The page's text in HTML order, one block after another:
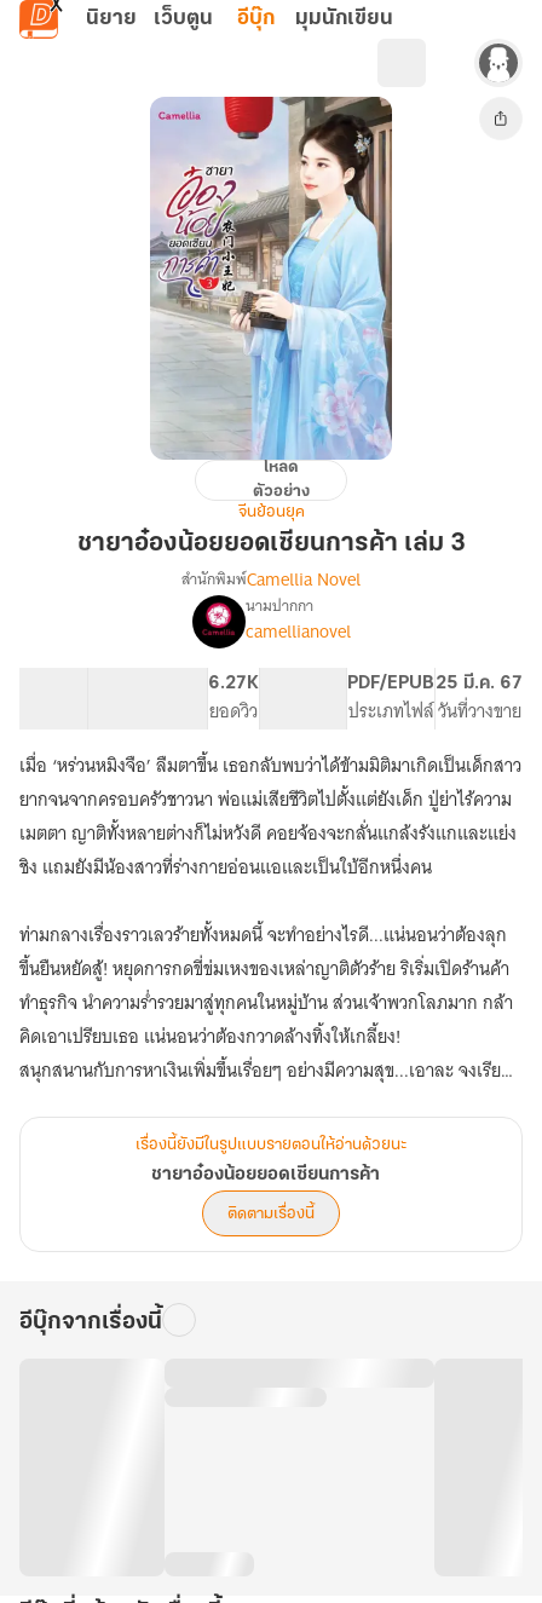
ข้ามไปยังเนื้อหาหลัก
นิยาย เว็บตูน อีบุ๊ก มุมนักเขียน
ชายา
น้อย
เซียน
โหลด
ตัวอย่าง
จีนย้อนยุค
ชายาอ๋องน้อยยอดเซียนการค้า เล่ม 3
เรื่อง
ชายา
การ
ค้า
สำนักพิมพ์Camellia Novel
นามปากกา
camellianovel
6.27K
ยอดวิว
PDF/EPUB
ประเภทไฟล์
25 มี.ค. 67
วันที่วางขาย
เมื่อ ‘หร่วนหมิงจือ’ ลืมตาขึ้น เธอกลับพบว่าได้ข้ามมิติมาเกิดเป็นเด็กสาว
ยากจนจากครอบครัวชาวนา พ่อแม่เสียชีวิตไปตั้งแต่ยังเด็ก ปู่ย่าไร้ความ
เมตตา ญาติทั้งหลายต่างก็ไม่หวังดี คอยจ้องจะกลั่นแกล้งรังแกและแย่ง
ชิง แถมยังมีน้องสาวที่ร่างกายอ่อนแอและเป็นใบ้อีกหนึ่งคน
ท่ามกลางเรื่องราวเลวร้ายทั้งหมดนี้ จะทำอย่างไรดี...แน่นอนว่าต้องลุก
ขึ้นยืนหยัดสู้! หยุดการกดขี่ข่มเหงของเหล่าญาติตัวร้าย ริเริ่มเปิดร้านค้า
ทำธุรกิจ นำความร่ำรวยมาสู่ทุกคนในหมู่บ้าน ส่วนเจ้าพวกโลภมาก กล้า
คิดเอาเปรียบเธอ แน่นอนว่าต้องกวาดล้างทิ้งให้เกลี้ยง!
สนุกสนานกับการหาเงินเพิ่มขึ้นเรื่อยๆ อย่างมีความสุข...เอาละ จงเรียก
แต่แล้วกลับมีชายหนุ่มรูปโฉมหล่อเหลางดงาม หากเย็นชาเงียบขรึม เข้า
มาวุ่นวายกับเธอโดยไม่สนใจคำเตือนจากผู้คนรอบข้าง เขากล่าวว่า “ไป
กับข้า ข้าสามารถมอบให้ทุกสิ่งที่เจ้าต้องการ” ส่วนเธอเพียงแค่แค่นยิ้ม
เรื่องนี้ยังมีในรูปแบบรายตอนให้อ่านด้วยนะ
ชายาอ๋องน้อยยอดเซียนการค้า
ติดตามเรื่องนี้
อีบุ๊กจากเรื่องนี้